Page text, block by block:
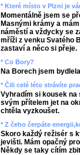
* Které místo v Plzni je
Momentálně jsem se
Masnými krámy a
náměstí a vždycky se
mříži z venku Svatého
zastaví a něco si přeje.
* Co Bory?
Na Borech jsem
* Čili celé léto strávíte
Vyhradím si kousek na
svým přítelem jet na
chtěla vyzkoušet.
* Z čeho čerpáte
Skoro každý režisér s
jevišti. Mám opačný
Někdy se taky cítím